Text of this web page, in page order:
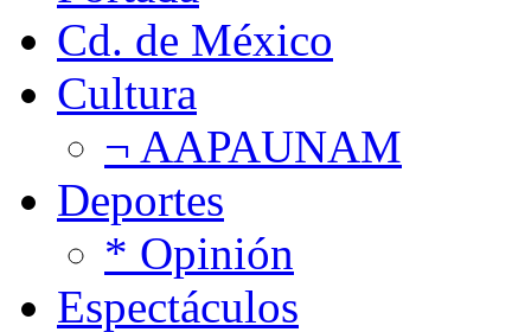
Cd. de México
Cultura
¬ AAPAUNAM
Deportes
* Opinión
Espectáculos